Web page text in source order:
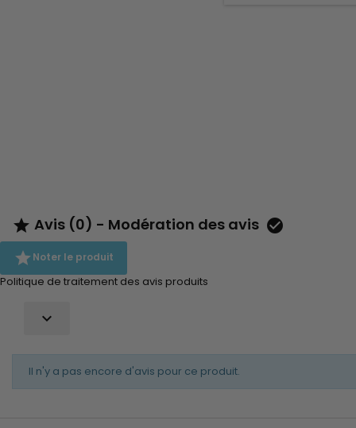
 Avis (0) - Modération des avis 
Noter le produit
Politique de traitement des avis produits

Il n'y a pas encore d'avis pour ce produit.